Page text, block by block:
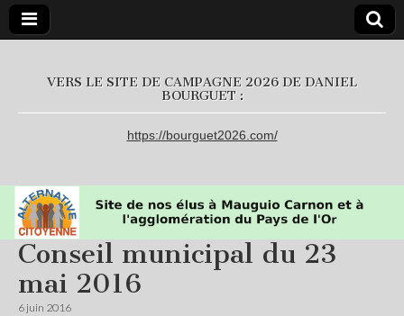
L'Alternative
Citoyenne
VERS LE SITE DE CAMPAGNE 2026 DE DANIEL
BOURGUET :
https://bourguet2026.com/
Conseil municipal du 23
mai 2016
6 juin 2016